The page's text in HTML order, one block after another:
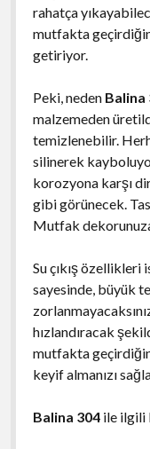
rahatça
mutfakta
getiriyor.
Peki, neden Balina
malzemeden
temizlenebilir.
silinerek
korozyona karşı
gibi görünecek.
Mutfak
Su çıkış özellikleri
sayesinde, büyük
hızlandıracak
mutfakta
keyif almanızı
Balina 304ile ilgili